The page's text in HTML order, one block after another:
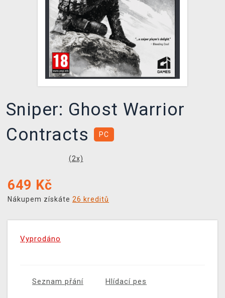
TCG & BOARDGAME HUB
VÝKUP HER (BAZAR)
Sniper: Ghost Warrior
Contracts
PC
(2x)
649 Kč
Nákupem získáte 26 kreditů
Vyprodáno
Seznam přání Hlídací pes